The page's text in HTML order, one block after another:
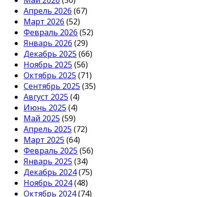
Апрель 2026 (67)
Март 2026 (52)
Февраль 2026 (52)
Январь 2026 (29)
Декабрь 2025 (66)
Ноябрь 2025 (56)
Октябрь 2025 (71)
Сентябрь 2025 (35)
Август 2025 (4)
Июнь 2025 (4)
Май 2025 (59)
Апрель 2025 (72)
Март 2025 (64)
Февраль 2025 (56)
Январь 2025 (34)
Декабрь 2024(75)
Ноябрь 2024(48)
Октябрь 2024(74)